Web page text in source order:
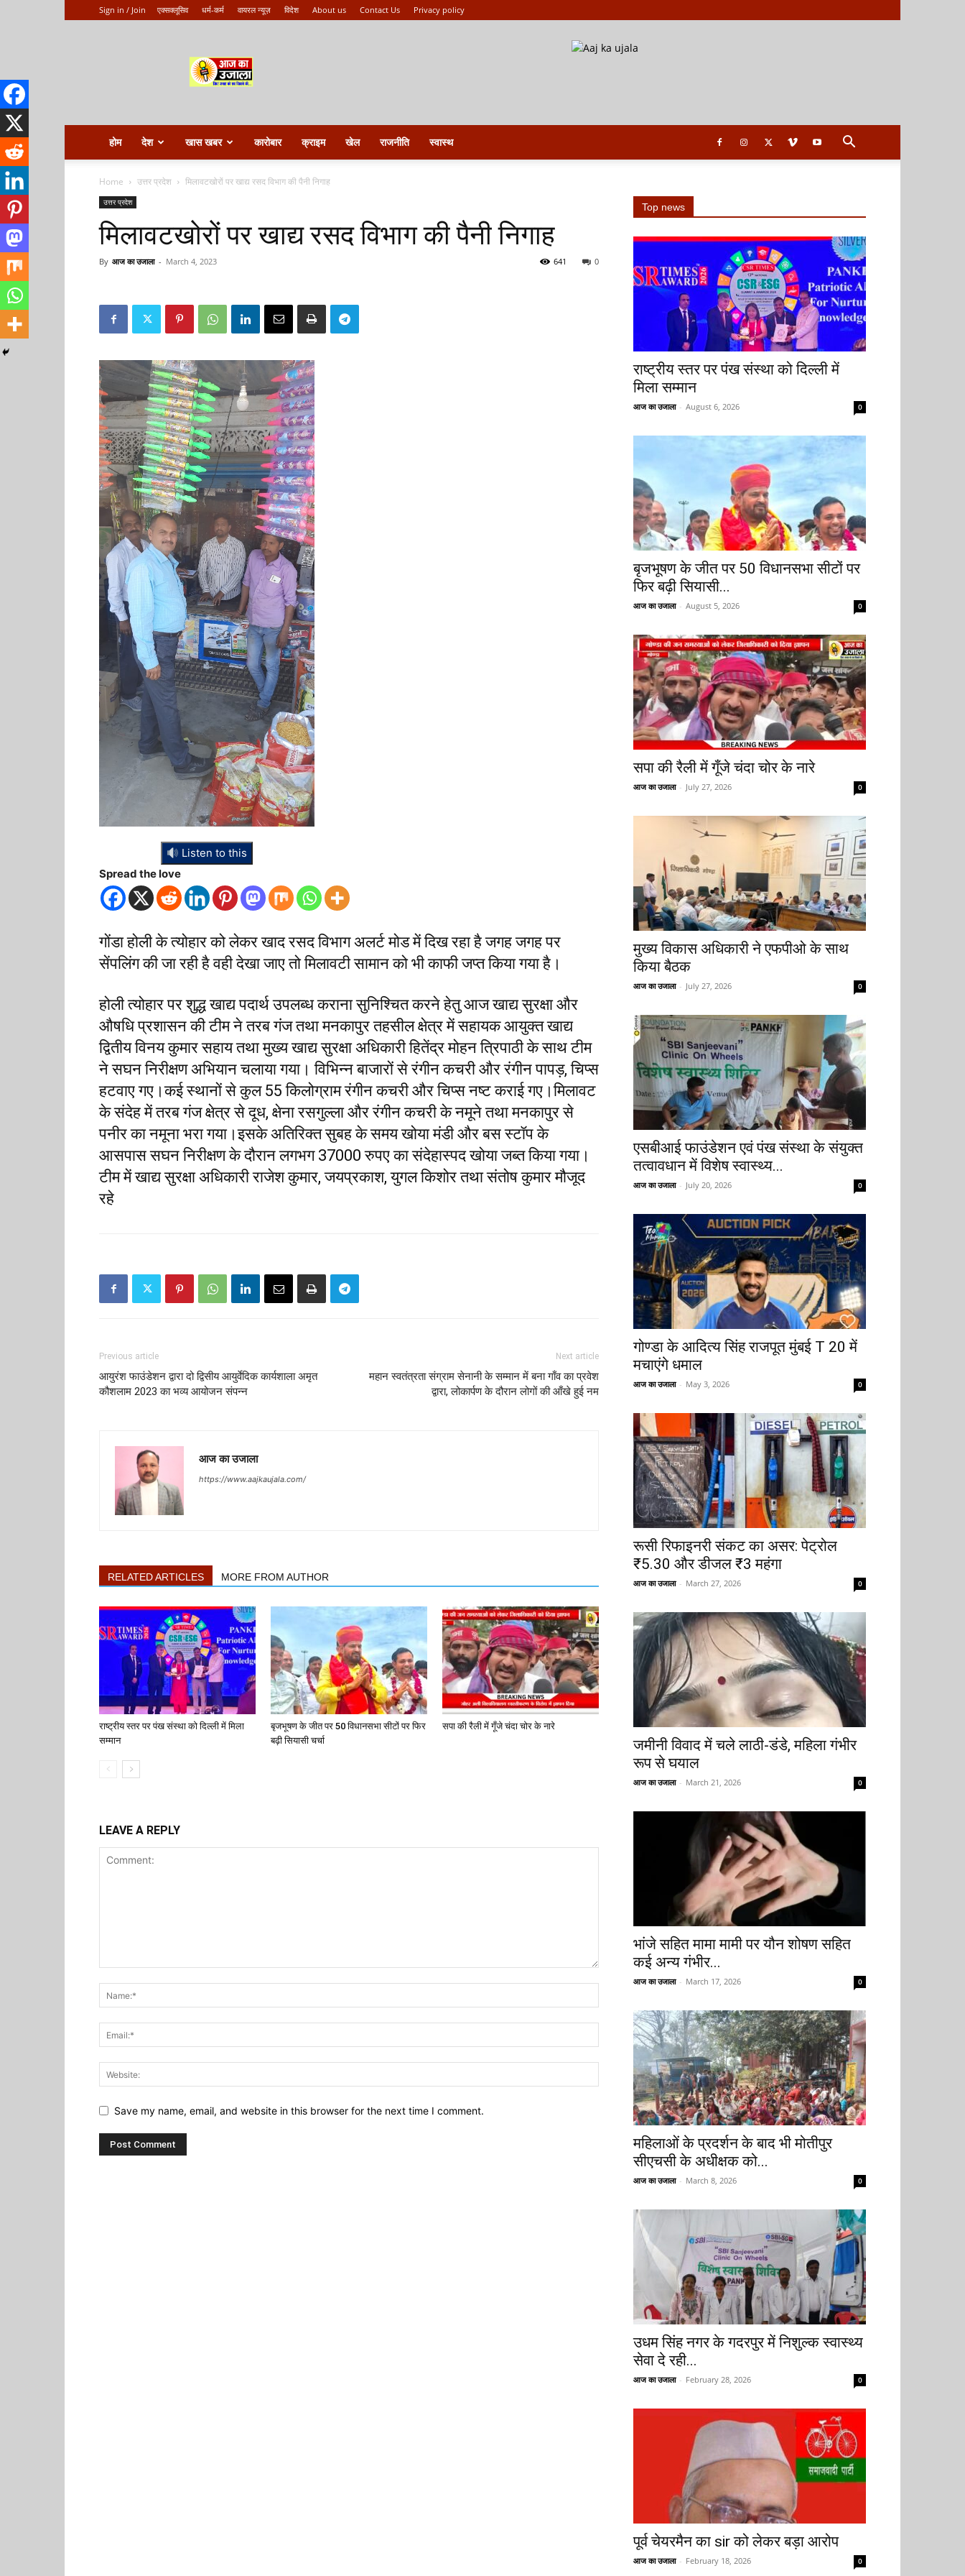
Sign in / Join एक्सक्लूसिव धर्म-कर्म वायरल न्यूज़ विदेश About us Contact Us Privacy policy
ka
ujala
होम देश खास खबर कारोबार क्राइम खेल राजनीति स्वास्थ
Home उत्तर प्रदेश मिलावटखोरों पर खाद्य रसद विभाग की पैनी निगाह
उत्तर प्रदेश
मिलावटखोरों पर खाद्य रसद विभाग की पैनी निगाह
By आज का उजाला - March 4, 2023 0
641
Listen to this
Spread the love
गोंडा होली के त्योहार को लेकर खाद रसद विभाग अलर्ट मोड में दिख रहा है जगह जगह पर
सेंपलिंग की जा रही है वही देखा जाए तो मिलावटी सामान को भी काफी जप्त किया गया है।
होली त्योहार पर शुद्ध खाद्य पदार्थ उपलब्ध कराना सुनिश्चित करने हेतु आज खाद्य सुरक्षा और
औषधि प्रशासन की टीम ने तरब गंज तथा मनकापुर तहसील क्षेत्र में सहायक आयुक्त खाद्य
द्वितीय विनय कुमार सहाय तथा मुख्य खाद्य सुरक्षा अधिकारी हितेंद्र मोहन त्रिपाठी के साथ टीम
ने सघन निरीक्षण अभियान चलाया गया। विभिन्न बाजारों से रंगीन कचरी और रंगीन पापड़, चिप्स
हटवाए गए।कई स्थानों से कुल 55 किलोग्राम रंगीन कचरी और चिप्स नष्ट कराई गए।मिलावट
के संदेह में तरब गंज क्षेत्र से दूध, क्षेना रसगुल्ला और रंगीन कचरी के नमूने तथा मनकापुर से
पनीर का नमूना भरा गया।इसके अतिरिक्त सुबह के समय खोया मंडी और बस स्टॉप के
आसपास सघन निरीक्षण के दौरान लगभग 37000 रुपए का संदेहास्पद खोया जब्त किया गया।
टीम में खाद्य सुरक्षा अधिकारी राजेश कुमार, जयप्रकाश, युगल किशोर तथा संतोष कुमार मौजूद
रहे
Previous article
आयुरंश फाउंडेशन द्वारा दो द्विसीय आयुर्वेदिक कार्यशाला अमृत
कौशलाम 2023 का भव्य आयोजन संपन्न
Next article
महान स्वतंत्रता संग्राम सेनानी के सम्मान में बना गाँव का प्रवेश
द्वारा, लोकार्पण के दौरान लोगों की आँखे हुई नम
आज का उजाला
https://www.aajkaujala.com/
RELATED ARTICLES MORE FROM AUTHOR
राष्ट्रीय स्तर पर पंख संस्था को दिल्ली में मिला
सम्मान
बृजभूषण के जीत पर 50 विधानसभा सीटों पर फिर
बढ़ी सियासी चर्चा
सपा की रैली में गूँजे चंदा चोर के नारे
LEAVE A REPLY
Save my name, email, and website in this browser for the next time I comment.
Top news
राष्ट्रीय स्तर पर पंख संस्था को दिल्ली में
मिला सम्मान
आज का उजाला - August 6, 2026 0
बृजभूषण के जीत पर 50 विधानसभा सीटों पर
फिर बढ़ी सियासी...
आज का उजाला - August 5, 2026 0
सपा की रैली में गूँजे चंदा चोर के नारे
आज का उजाला - July 27, 2026 0
मुख्य विकास अधिकारी ने एफपीओ के साथ
किया बैठक
आज का उजाला - July 27, 2026 0
एसबीआई फाउंडेशन एवं पंख संस्था के संयुक्त
तत्वावधान में विशेष स्वास्थ्य...
आज का उजाला - July 20, 2026 0
गोण्डा के आदित्य सिंह राजपूत मुंबई T 20 में
मचाएंगे धमाल
आज का उजाला - May 3, 2026 0
रूसी रिफाइनरी संकट का असर: पेट्रोल
₹5.30 और डीजल ₹3 महंगा
आज का उजाला - March 27, 2026 0
जमीनी विवाद में चले लाठी-डंडे, महिला गंभीर
रूप से घयाल
आज का उजाला - March 21, 2026 0
भांजे सहित मामा मामी पर यौन शोषण सहित
कई अन्य गंभीर...
आज का उजाला - March 17, 2026 0
महिलाओं के प्रदर्शन के बाद भी मोतीपुर
सीएचसी के अधीक्षक को...
आज का उजाला - March 8, 2026 0
उधम सिंह नगर के गदरपुर में निशुल्क स्वास्थ्य
सेवा दे रही...
आज का उजाला - February 28, 2026 0
पूर्व चेयरमैन का sir को लेकर बड़ा आरोप
आज का उजाला - February 18, 2026 0